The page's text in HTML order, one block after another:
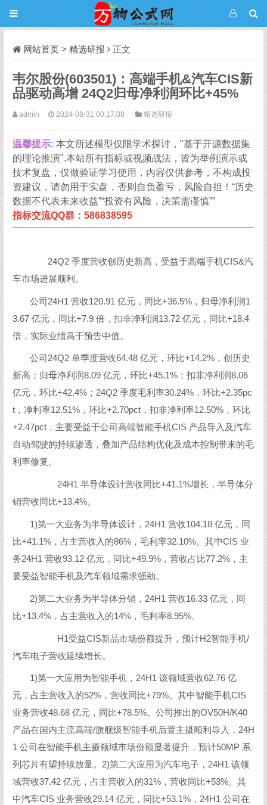
网站首页 > 精选研报 正文
韦尔股份(603501)：高端手机&汽车CIS新
品驱动高增 24Q2归母净利润环比+45%
admin 2024-08-31 00:17:08 精选研报
温馨提示: 本文所述模型仅限学术探讨，"基于开源数据集
的理论推演".本站所有指标或视频战法，皆为举例演示或
技术复盘，仅做验证学习使用，内容仅供参考，不构成投
资建议，请勿用于实盘，否则自负盈亏，风险自担！“历史
数据不代表未来收益”“投资有风险，决策需谨慎””
指标交流QQ群：586838595
24Q2 季度营收创历史新高，受益于高端手机CIS&汽
车市场进展顺利。
公司24H1 营收120.91 亿元，同比+36.5%，归母净利润1
3.67 亿元，同比+7.9 倍，扣非净利润13.72 亿元，同比+18.4
倍，实际业绩高于预告中值。
公司24Q2 单季度营收64.48 亿元，环比+14.2%，创历史
新高；归母净利润8.09 亿元，环比+45.1%；扣非净利润8.06
亿元，环比+42.4%；24Q2 季度毛利率30.24%，环比+2.35pc
t，净利率12.51%，环比+2.70pct，扣非净利率12.50%，环比
+2.47pct，主要受益于公司高端智能手机CIS 产品导入及汽车
自动驾驶的持续渗透，叠加产品结构优化及成本控制带来的毛
利率修复。
24H1 半导体设计营收同比+41.1%增长，半导体分
销营收同比+13.4%。
1)第一大业务为半导体设计，24H1 营收104.18 亿元，同
比+41.1%，占主营收入的86%，毛利率32.10%。其中CIS 业
务24H1 营收93.12 亿元，同比+49.9%，营收占比77.2%，主
要受益智能手机及汽车领域需求强劲。
2)第二大业务为半导体分销，24H1 营收16.33 亿元，同
比+13.4%，占主营收入的14%，毛利率8.95%。
H1受益CIS新品市场份额提升，预计H2智能手机/
汽车电子营收延续增长。
1)第一大应用为智能手机，24H1 该领域营收62.76 亿
元，占主营收入的52%，营收同比+79%。其中智能手机CIS
业务营收48.68 亿元，同比+78.5%。公司推出的OV50H/K40
产品在国内主流高端/旗舰级智能手机后置主摄顺利导入，24H
1 公司在智能手机主摄领域市场份额显著提升，预计50MP 系
列芯片有望持续放量。2)第二大应用为汽车电子，24H1 该领
域营收37.42 亿元，占主营收入的31%，营收同比+53%。其
中汽车CIS 业务营收29.14 亿元，同比+53.1%，24H1 公司在